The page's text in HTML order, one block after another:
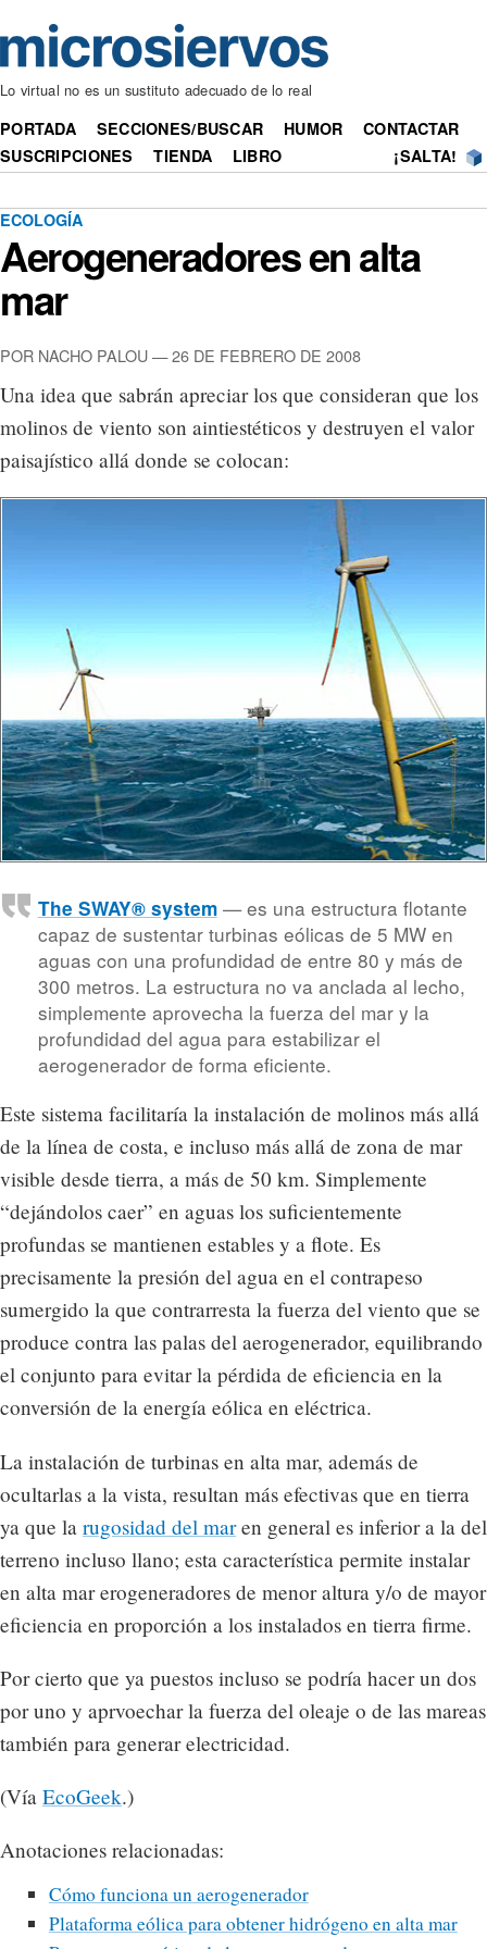
Lo virtual no es un sustituto adecuado de lo real
PORTADA SECCIONES/BUSCAR HUMOR
CONTACTAR
SUSCRIPCIONES
TIENDA LIBRO ¡SALTA!
ECOLOGÍA
Aerogeneradores en alta
mar
POR NACHO PALOU — 26 DE FEBRERO DE 2008
Una idea que sabrán apreciar los que consideran que los
molinos de viento son aintiestéticos y destruyen el valor
paisajístico allá donde se colocan:
The SWAY® system— es una estructura flotante
capaz de sustentar turbinas eólicas de 5 MW en
aguas con una profundidad de entre 80 y más de
300 metros. La estructura no va anclada al lecho,
simplemente aprovecha la fuerza del mar y la
profundidad del agua para estabilizar el
aerogenerador de forma eficiente.
Este sistema facilitaría la instalación de molinos más allá
de la línea de costa, e incluso más allá de zona de mar
visible desde tierra, a más de 50 km. Simplemente
“dejándolos caer” en aguas los suficientemente
profundas se mantienen estables y a flote. Es
precisamente la presión del agua en el contrapeso
sumergido la que contrarresta la fuerza del viento que se
produce contra las palas del aerogenerador, equilibrando
el conjunto para evitar la pérdida de eficiencia en la
conversión de la energía eólica en eléctrica.
La instalación de turbinas en alta mar, además de
ocultarlas a la vista, resultan más efectivas que en tierra
ya que la rugosidad del maren general es inferior a la del
terreno incluso llano; esta característica permite instalar
en alta mar erogeneradores de menor altura y/o de mayor
eficiencia en proporción a los instalados en tierra firme.
Por cierto que ya puestos incluso se podría hacer un dos
por uno y aprvoechar la fuerza del oleaje o de las mareas
también para generar electricidad.
(Vía EcoGeek.)
Anotaciones relacionadas:
Cómo funciona un aerogenerador
Plataforma eólica para obtener hidrógeno en alta mar